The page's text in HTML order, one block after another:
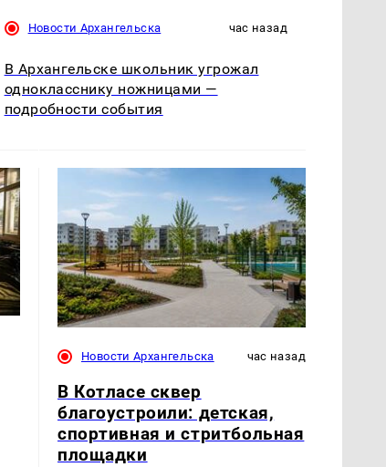
Новости Архангельска час назад
В Архангельске школьник угрожал
однокласснику ножницами —
подробности события
Новости Архангельска час назад
В Котласе сквер
благоустроили: детская,
спортивная и стритбольная
площадки